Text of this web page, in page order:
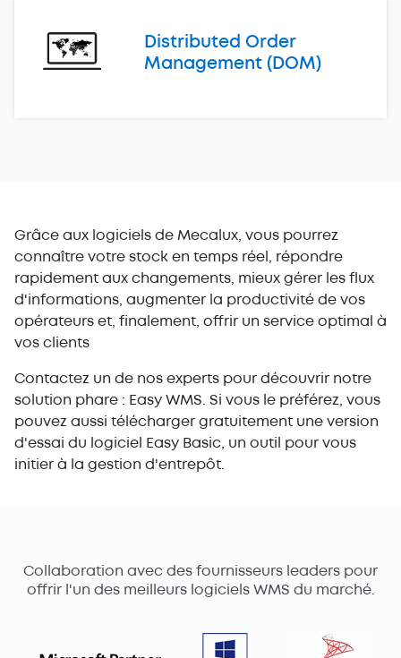
Distributed Order
Management (DOM)
Grâce aux logiciels de Mecalux, vous pourrez
connaître votre stock en temps réel, répondre
rapidement aux changements, mieux gérer les flux
d'informations, augmenter la productivité de vos
opérateurs et, finalement, offrir un service optimal à
vos clients
Contactez un de nos experts pour découvrir notre
solution phare : Easy WMS. Si vous le préférez, vous
pouvez aussi télécharger gratuitement une version
d'essai du logiciel Easy Basic, un outil pour vous
initier à la gestion d'entrepôt.
Collaboration avec des fournisseurs leaders pour
offrir l'un des meilleurs logiciels WMS du marché.